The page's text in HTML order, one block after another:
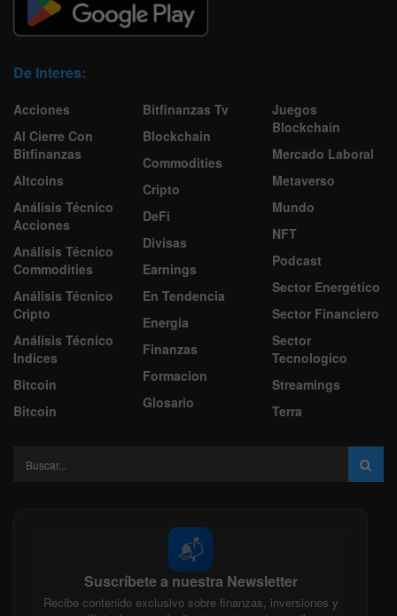
De Interes:
Acciones
Al Cierre Con
Bitfinanzas
Altcoins
Análisis Técnico
Acciones
Análisis Técnico
Commodities
Análisis Técnico
Cripto
Análisis Técnico
Indices
Bitcoin
Bitcoin
Bitfinanzas Tv
Blockchain
Commodities
Cripto
DeFi
Divisas
Earnings
En Tendencia
Energía
Finanzas
Formacion
Glosario
Juegos
Blockchain
Mercado Laboral
Metaverso
Mundo
NFT
Podcast
Sector Energético
Sector Financiero
Sector
Tecnologico
Streamings
Terra
📬
Suscríbete a nuestra Newsletter
Recibe contenido exclusivo sobre finanzas, inversiones y